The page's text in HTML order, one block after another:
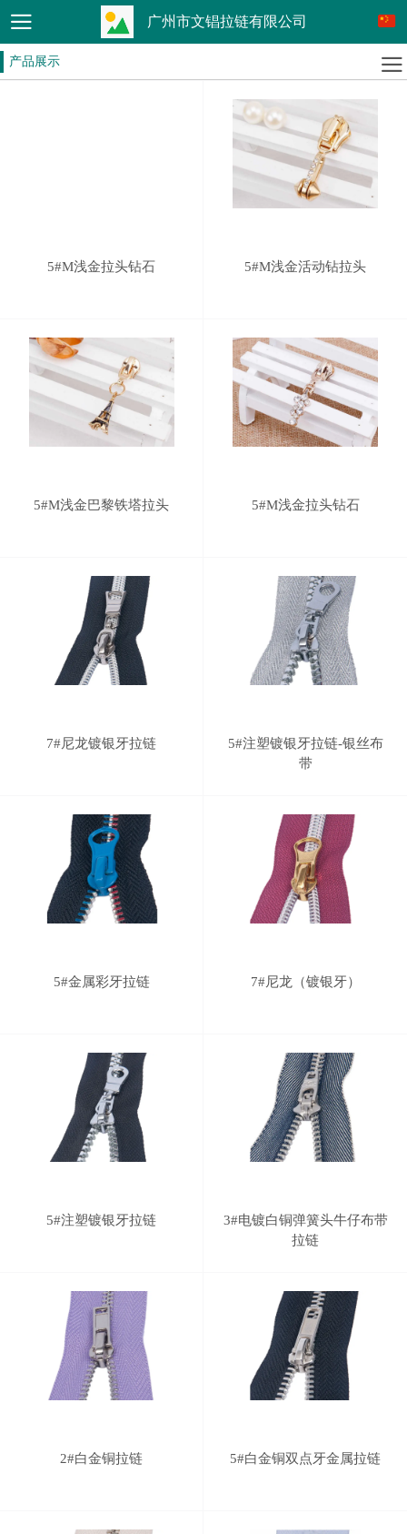
广州市文锠拉链有限公司
产品展示
5#M浅金拉头钻石 5#M浅金活动钻拉头
5#M浅金巴黎铁塔拉头 5#M浅金拉头钻石
7#尼龙镀银牙拉链
5#注塑镀银牙拉链-银丝布
带
5#金属彩牙拉链 7#尼龙（镀银牙）
5#注塑镀银牙拉链
3#电镀白铜弹簧头牛仔布带
拉链
2#白金铜拉链 5#白金铜双点牙金属拉链